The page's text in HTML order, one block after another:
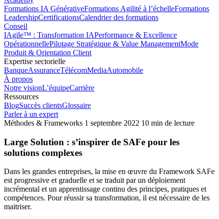
Formations IA GénérativeFormations Agilité à l’échelleFormations
LeadershipCertificationsCalendrier des formations
Conseil
IAgile™ : Transformation IAPerformance & Excellence
OpérationnellePilotage Stratégique & Value ManagementMode
Produit & Orientation Client
Expertise sectorielle
BanqueAssuranceTélécomMediaAutomobile
À propos
Notre visionL’équipeCarrière
Ressources
BlogSuccès clientsGlossaire
Parler à un expert
Méthodes & Frameworks 1 septembre 2022 10 min de lecture
Large Solution : s’inspirer de SAFe pour les
solutions complexes
Dans les grandes entreprises, la mise en œuvre du Framework SAFe
est progressive et graduelle et se traduit par un déploiement
incrémental et un apprentissage continu des principes, pratiques et
compétences. Pour réussir sa transformation, il est nécessaire de les
maitriser.